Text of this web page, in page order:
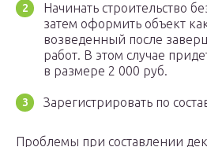
Начинать строительство
затем оформить объект
возведенный после
работ. В этом случае
в размере 2 000 руб.
Зарегистрировать по
Проблемы при составлении